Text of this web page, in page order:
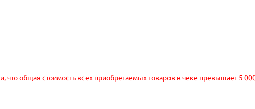
что общая стоимость всех приобретаемых товаров в чеке превышает 5